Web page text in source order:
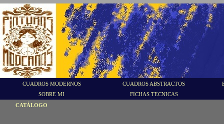
CUADROS MODERNOS CUADROS ABSTRACTOS
SOBRE MI
FICHAS TECNICAS
CATÁLOGO